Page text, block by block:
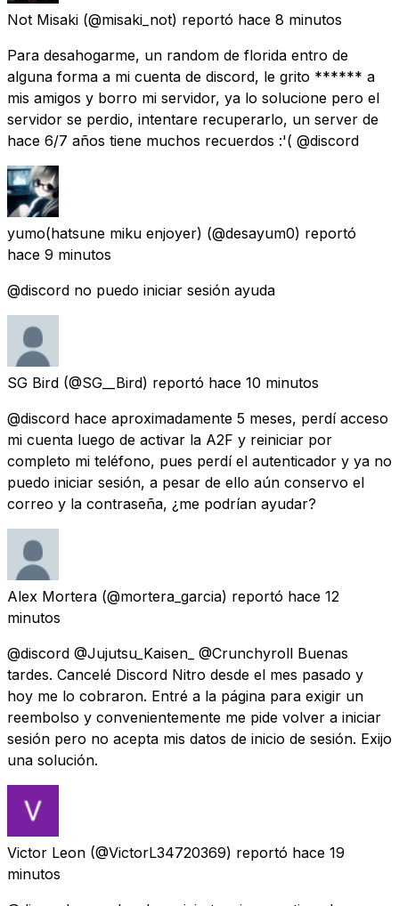
Not Misaki (@misaki_not) reportó hace 8 minutos
Para desahogarme, un random de florida entro de
alguna forma a mi cuenta de discord, le grito ****** a
mis amigos y borro mi servidor, ya lo solucione pero el
servidor se perdio, intentare recuperarlo, un server de
hace 6/7 años tiene muchos recuerdos :'( @discord
yumo(hatsune miku enjoyer) (@desayum0) reportó
hace 9 minutos
@discord no puedo iniciar sesión ayuda
SG Bird (@SG__Bird) reportó hace 10 minutos
@discord hace aproximadamente 5 meses, perdí acceso
mi cuenta luego de activar la A2F y reiniciar por
completo mi teléfono, pues perdí el autenticador y ya no
puedo iniciar sesión, a pesar de ello aún conservo el
correo y la contraseña, ¿me podrían ayudar?
Alex Mortera (@mortera_garcia) reportó hace 12
minutos
@discord @Jujutsu_Kaisen_ @Crunchyroll Buenas
tardes. Cancelé Discord Nitro desde el mes pasado y
hoy me lo cobraron. Entré a la página para exigir un
reembolso y convenientemente me pide volver a iniciar
sesión pero no acepta mis datos de inicio de sesión. Exijo
una solución.
Victor Leon (@VictorL34720369) reportó hace 19
minutos